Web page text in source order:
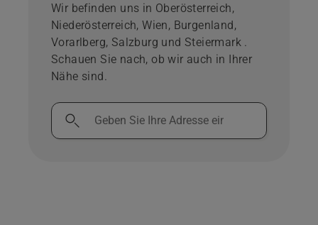
Wir befinden uns in Oberösterreich,
Niederösterreich, Wien, Burgenland,
Vorarlberg, Salzburg und Steiermark .
Schauen Sie nach, ob wir auch in Ihrer
Nähe sind.
Geben
Sie